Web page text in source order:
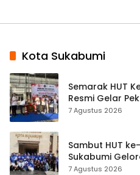
Kota Sukabumi
Semarak HUT
Resmi Gelar
Tradisional
7 Agustus 2026
Sambut HUT
Sukabumi
ASRI Lewat Aksi
7 Agustus 2026